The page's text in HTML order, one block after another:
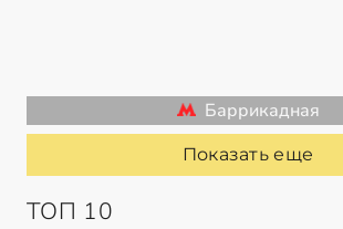
Баррикадная
Показать еще
ТОП 10